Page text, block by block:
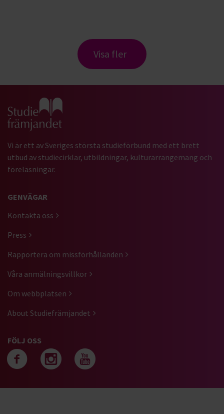
Visa fler
Gå till studiefrämjandets startsida
Vi är ett av Sveriges största studieförbund med ett brett
utbud av studiecirklar, utbildningar, kulturarrangemang och
föreläsningar.
GENVÄGAR
Kontakta oss
Press
Rapportera om missförhållanden
Våra anmälningsvillkor
Om webbplatsen
About Studiefrämjandet
FÖLJ OSS
Följ oss på facebook
Följ oss på
Följ oss på